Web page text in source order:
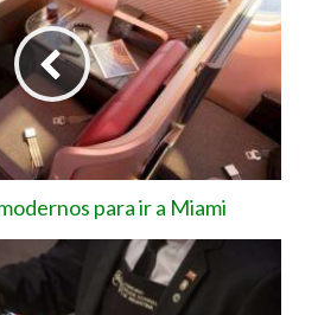
para ir a Miami